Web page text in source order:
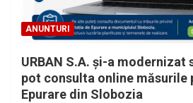
ANUNTURI
URBAN S.A. și-a modernizat
pot consulta online măsurile
Epurare din Slobozia